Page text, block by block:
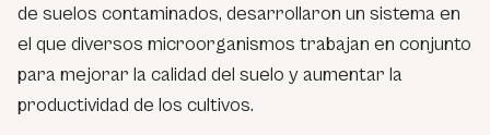
de suelos contaminados, desarrollaron un sistema en
el que diversos microorganismos trabajan en conjunto
para mejorar la calidad del suelo y aumentar la
productividad de los cultivos.